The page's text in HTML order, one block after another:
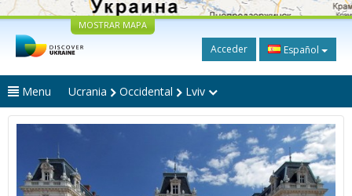
MOSTRAR MAPA
Acceder Español
Menu Ucrania Occidental Lviv